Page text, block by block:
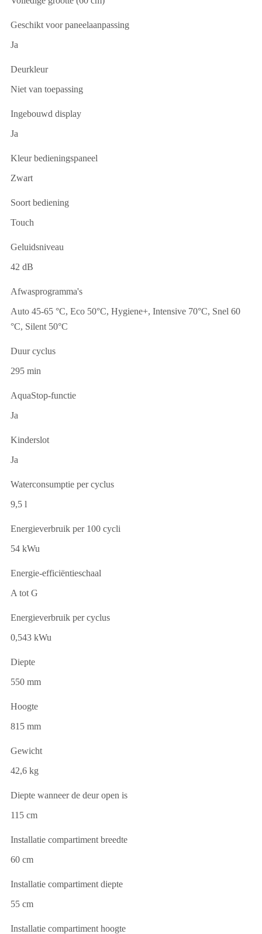
Geschikt voor paneelaanpassing
Ja
Deurkleur
Niet van toepassing
Ingebouwd display
Ja
Kleur bedieningspaneel
Zwart
Soort bediening
Touch
Geluidsniveau
42 dB
Afwasprogramma's
Auto 45-65 °C, Eco 50°C, Hygiene+, Intensive 70°C, Snel 60
°C, Silent 50°C
Duur cyclus
295 min
AquaStop-functie
Ja
Kinderslot
Ja
Waterconsumptie per cyclus
9,5 l
Energieverbruik per 100 cycli
54 kWu
Energie-efficiëntieschaal
A tot G
Energieverbruik per cyclus
0,543 kWu
Diepte
550 mm
Hoogte
815 mm
Gewicht
42,6 kg
Diepte wanneer de deur open is
115 cm
Installatie compartiment breedte
60 cm
Installatie compartiment diepte
55 cm
Installatie compartiment hoogte